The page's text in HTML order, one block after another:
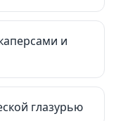
и
глазурью